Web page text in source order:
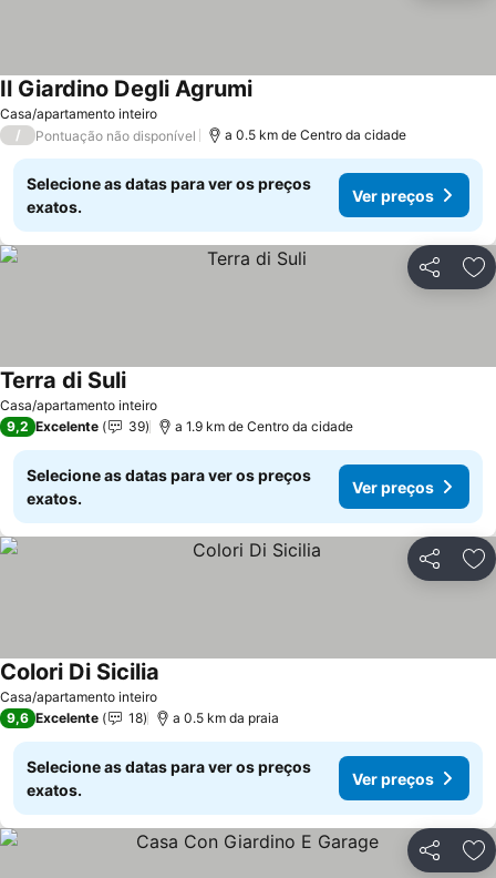
Casa/apartamento inteiro
Il Giardino Degli AgrumiVer preços
/ Pontuação não disponível a 0.5 km de Centro da cidade
Selecione as datas para ver os preços
exatos.
Ver preços
Partilhar
Casa/apartamento inteiro
Terra di SuliVer preços
9,2 Excelente 39 a 1.9 km de Centro da cidade
Selecione as datas para ver os preços
exatos.
Ver preços
Partilhar
Casa/apartamento inteiro
Colori Di Sicilia
9,6 Excelente 18 a 0.5 km da praia
Selecione as datas para ver os preços
exatos.
Ver preços
Partilhar